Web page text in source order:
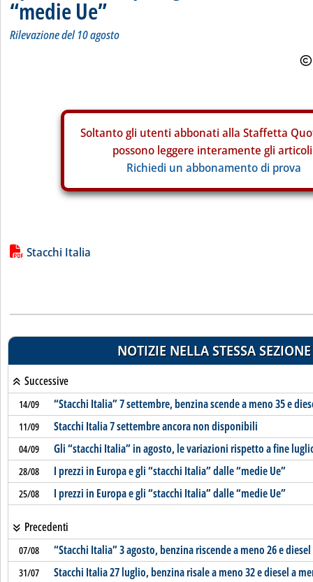
“medie Ue”
Rilevazione del 10 agosto
Soltanto gli utenti abbonati alla Staffetta
possono leggere interamente gli
Richiedi un abbonamento di prova
Lista allegati PDF alla notizia
Stacchi Italia
NOTIZIE NELLA STESSA SEZIONE
Successive
14/09 “Stacchi Italia” 7 settembre, benzina scende a meno 35 e
11/09 Stacchi Italia 7 settembre ancora non disponibili
04/09 Gli “stacchi Italia” in agosto, le variazioni rispetto a fine
28/08 I prezzi in Europa e gli “stacchi Italia” dalle “medie Ue”
25/08 I prezzi in Europa e gli “stacchi Italia” dalle “medie Ue”
Precedenti
07/08 “Stacchi Italia” 3 agosto, benzina riscende a meno 26 e
31/07 Stacchi Italia 27 luglio, benzina risale a meno 32 e diesel a